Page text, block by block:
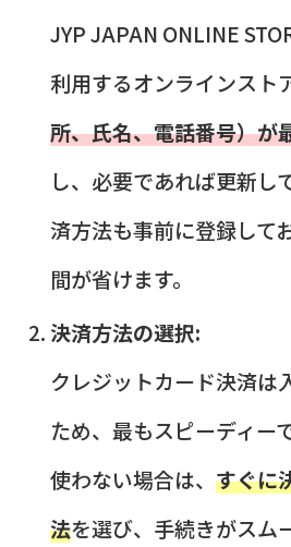
JYP JAPAN ONLINE
利用するオンラインスト
所、氏名、電話番号）が
し、必要であれば更新し
済方法も事前に登録して
間が省けます。
決済方法の選択:
クレジットカード決済は
ため、最もスピーディー
使わない場合は、 すぐに
法を選び、手続きがスム